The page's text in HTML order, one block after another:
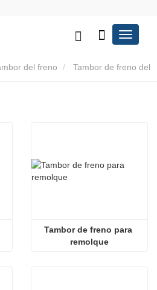
del freno
Tambor de freno para
remolque